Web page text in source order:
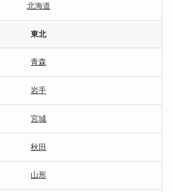
北海道
東北
青森
岩手
宮城
秋田
山形